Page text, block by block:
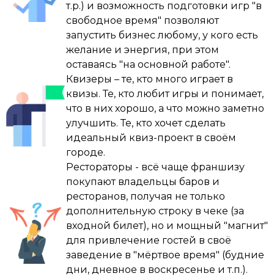
шаг и это было круто , почти сразу я
преодолел страх публичных выступлений (
был небольшой опыт ранее ) , дальше я
прошел обучающий курс у Дмитрия
Фурсова , пару индивидуальных занятий,
но самое главное я постоянно шаг за шагом
закреплял в себе уверенность !
Начинали с 4-5-6 команд в зале , тягаться
было тяжковато с «тяжеловесом» МЗГБ ,
опытный ведущий и достаточно хороший
организатор в одном лице у них , НО самое
главное я не сдался и продолжал
проводить игры , прошел год - другой и мы
уверено закрепились в городе , сейчас
солд-аут в зале все чаще стало делом
обычным ( 150-170 человек в зале ) , а когда-
то я мечтал о заветной «соточке» 🙂
В какой-то момент мы решили, что кроме
квизов ничего не нужно. И теперь мои дни
устроены иначе: больше нет офисов,
заводов или ДК. Только игры, подготовка и
кайф от того, что делаешь то, что нравится.
И знаете что? Я доволен.
P.S. Если бы кто-то сказал мне в 2015-м, что
случайный поиск развлечений для детей
приведет к такому, я бы, наверное, не
поверил. Но вот она — жизнь.
т.р.) и возможность подготовки игр "в
свободное время" позволяют
запустить бизнес любому, у кого есть
желание и энергия, при этом
оставаясь "на основной работе".
Квизеры – те, кто много играет в
квизы. Те, кто любит игры и понимает,
что в них хорошо, а что можно заметно
улучшить. Те, кто хочет сделать
идеальный квиз-проект в своём
городе.
Рестораторы - всё чаще франшизу
покупают владельцы баров и
ресторанов, получая не только
дополнительную строку в чеке (за
входной билет), но и мощный "магнит"
для привлечение гостей в своё
заведение в "мёртвое время" (будние
дни, дневное в воскресенье и т.п.).